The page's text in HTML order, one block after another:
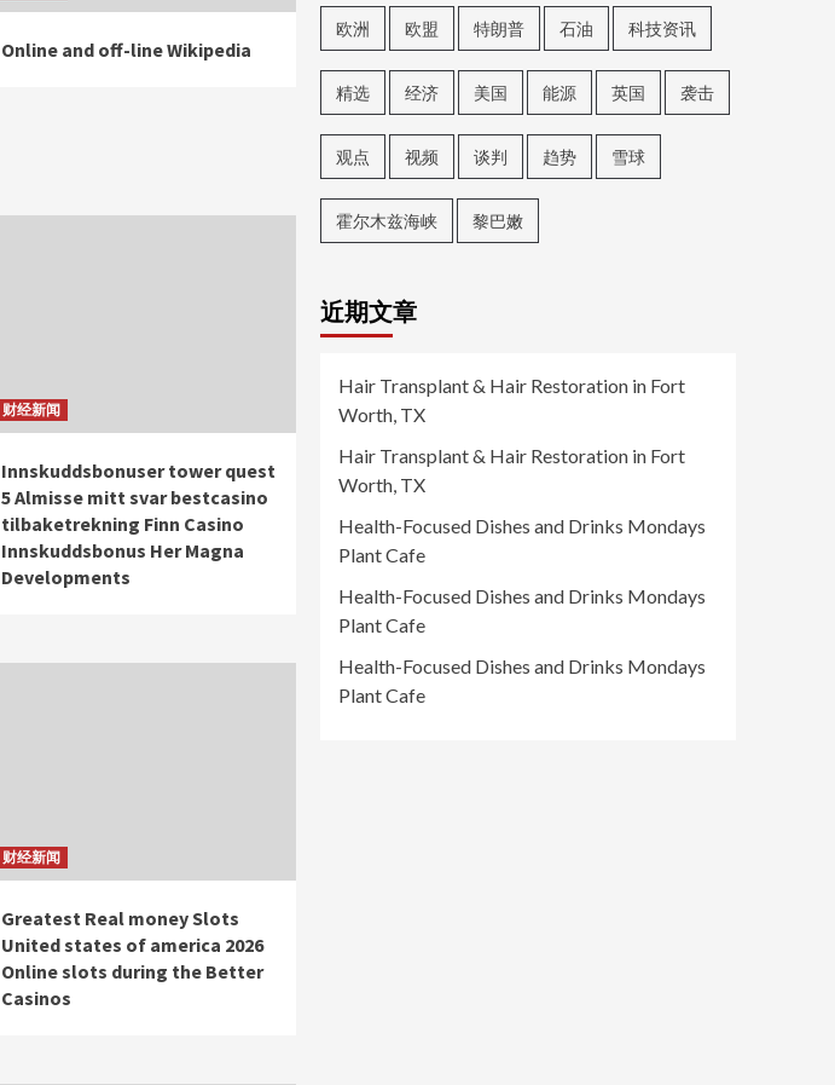
Online and off-line Wikipedia
财经新闻
Innskuddsbonuser tower quest
5 Almisse mitt svar bestcasino
tilbaketrekning Finn Casino
Innskuddsbonus Her Magna
Developments
财经新闻
Greatest Real money Slots
United states of america 2026
Online slots during the Better
Casinos
欧洲 欧盟 特朗普 石油 科技资讯
精选 经济 美国 能源 英国 袭击
观点 视频 谈判 趋势 雪球
霍尔木兹海峡 黎巴嫩
近期文章
Hair Transplant & Hair Restoration in Fort
Worth, TX
Hair Transplant & Hair Restoration in Fort
Worth, TX
Health-Focused Dishes and Drinks Mondays
Plant Cafe
Health-Focused Dishes and Drinks Mondays
Plant Cafe
Health-Focused Dishes and Drinks Mondays
Plant Cafe